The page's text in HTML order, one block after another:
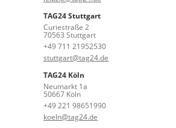
TAG24 Stuttgart
Curiestraße 2
70563 Stuttgart
+49 711 21952530
stuttgart@tag24.de
TAG24 Köln
Neumarkt 1a
50667 Köln
+49 221 98651990
koeln@tag24.de